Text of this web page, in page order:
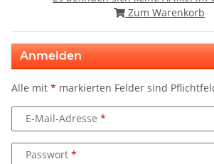
Zum Warenkorb
Anmelden
Alle mit * markierten Felder sind
E-Mail-Adresse
Passwort